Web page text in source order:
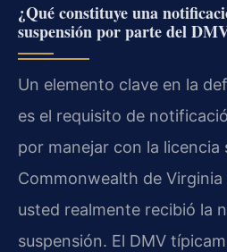
¿Qué constituye una
suspensión por parte del
Un elemento clave en la
es el requisito de
por manejar con la licencia
Commonwealth de
usted realmente recibió la
suspensión. El DMV